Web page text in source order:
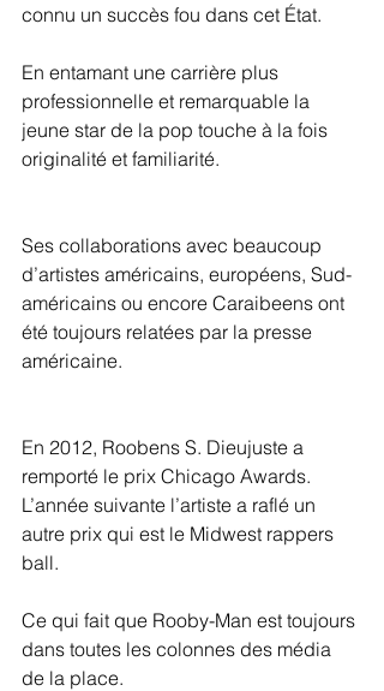
connu un succès fou dans cet État.
En entamant une carrière plus
professionnelle et remarquable la
jeune star de la pop touche à la fois
originalité et familiarité.
Ses collaborations avec beaucoup
d’artistes américains, européens, Sud-
américains ou encore Caraibeens ont
été toujours relatées par la presse
américaine.
En 2012, Roobens S. Dieujuste a
remporté le prix Chicago Awards.
L’année suivante l’artiste a raflé un
autre prix qui est le Midwest rappers
ball.
Ce qui fait que Rooby-Man est toujours
dans toutes les colonnes des média
de la place.